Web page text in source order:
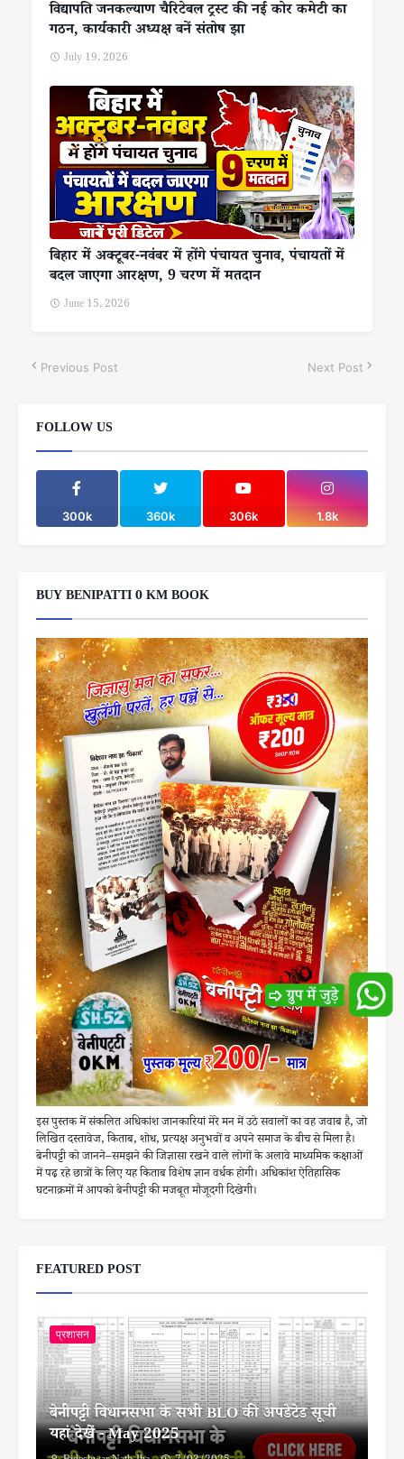
विद्यापति जनकल्याण चैरिटेबल ट्रस्ट की नई कोर कमेटी का
गठन, कार्यकारी अध्यक्ष बनें संतोष झा
July 19, 2026
बिहार में अक्टूबर-नवंबर में होंगे पंचायत चुनाव, पंचायतों में
बदल जाएगा आरक्षण, 9 चरण में मतदान
June 15, 2026
Previous Post Next Post
FOLLOW US
300k 360k 306k 1.8k
BUY BENIPATTI 0 KM BOOK
इस पुस्तक में संकलित अधिकांश जानकारियां मेरे मन में उठे सवालों का वह जवाब है, जो
लिखित दस्तावेज, किताब, शोध, प्रत्यक्ष अनुभवों व अपने समाज के बीच से मिला है।
बेनीपट्टी को जानने–समझने की जिज्ञासा रखने वाले लोगों के अलावे माध्यमिक कक्षाओं
में पढ़ रहे छात्रों के लिए यह किताब विशेष ज्ञान वर्धक होगी। अधिकांश ऐतिहासिक
घटनाक्रमों में आपको बेनीपट्टी की मजबूत मौजूदगी दिखेगी।
FEATURED POST
प्रशासन
बेनीपट्टी विधानसभा के सभी BLO की अपडेटेड सूची
यहां देखें - May 2025